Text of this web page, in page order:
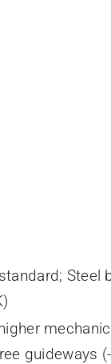
Steel
guideways